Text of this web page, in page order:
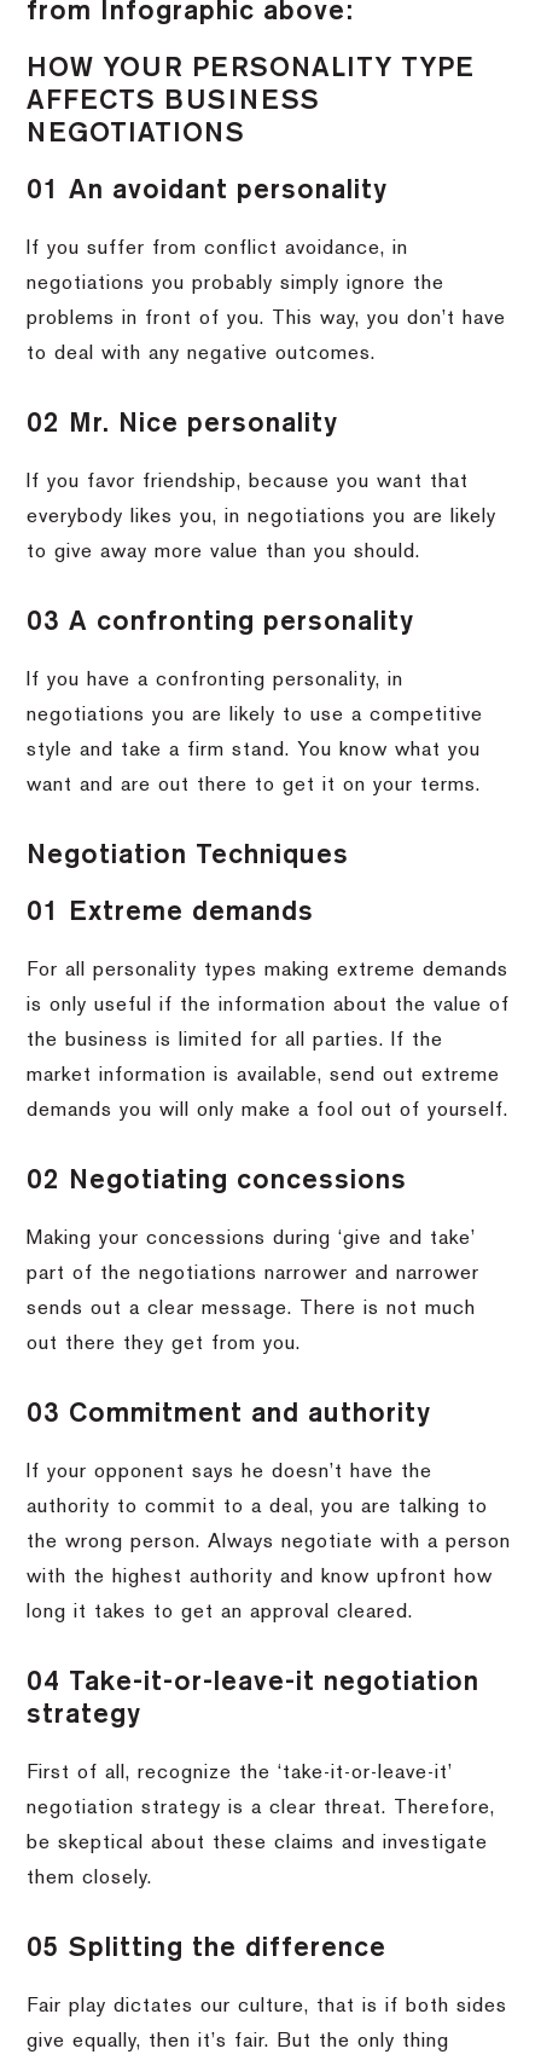
from Infographic above:
HOW YOUR PERSONALITY TYPE
AFFECTS BUSINESS
NEGOTIATIONS
01 An avoidant personality
If you suffer from conflict avoidance, in
negotiations you probably simply ignore the
problems in front of you. This way, you don’t have
to deal with any negative outcomes.
02 Mr. Nice personality
If you favor friendship, because you want that
everybody likes you, in negotiations you are likely
to give away more value than you should.
03 A confronting personality
If you have a confronting personality, in
negotiations you are likely to use a competitive
style and take a firm stand. You know what you
want and are out there to get it on your terms.
Negotiation Techniques
01 Extreme demands
For all personality types making extreme demands
is only useful if the information about the value of
the business is limited for all parties. If the
market information is available, send out extreme
demands you will only make a fool out of yourself.
02 Negotiating concessions
Making your concessions during ‘give and take’
part of the negotiations narrower and narrower
sends out a clear message. There is not much
out there they get from you.
03 Commitment and authority
If your opponent says he doesn’t have the
authority to commit to a deal, you are talking to
the wrong person. Always negotiate with a person
with the highest authority and know upfront how
long it takes to get an approval cleared.
04 Take-it-or-leave-it negotiation
strategy
First of all, recognize the ‘take-it-or-leave-it’
negotiation strategy is a clear threat. Therefore,
be skeptical about these claims and investigate
them closely.
05 Splitting the difference
Fair play dictates our culture, that is if both sides
give equally, then it’s fair. But the only thing